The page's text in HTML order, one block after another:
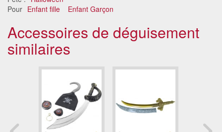
Pour Enfant fille Enfant Garçon
Accessoires de déguisement
similaires